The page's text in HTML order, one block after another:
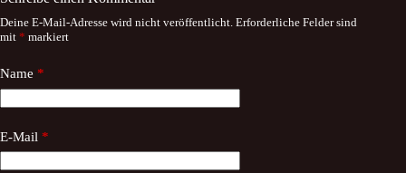
Deine E-Mail-Adresse wird nicht veröffentlicht. Erforderliche Felder sind
mit * markiert
Name *
E-Mail *